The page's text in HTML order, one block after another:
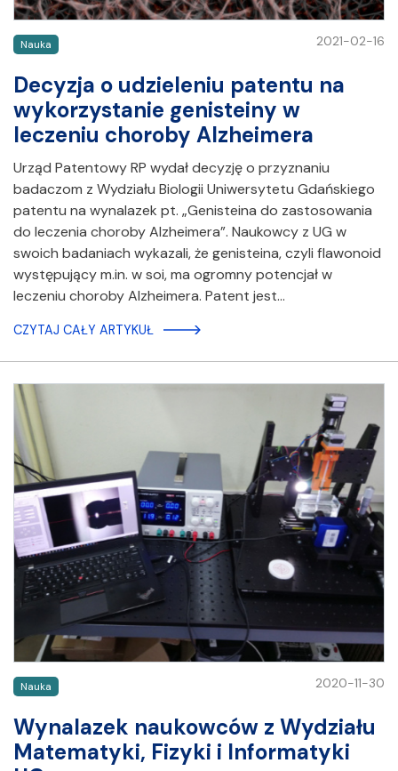
Nauka 2021-02-16
Decyzja o udzieleniu patentu na
wykorzystanie genisteiny w
leczeniu choroby Alzheimera
Urząd Patentowy RP wydał decyzję o przyznaniu
badaczom z Wydziału Biologii Uniwersytetu Gdańskiego
patentu na wynalazek pt. „Genisteina do zastosowania
do leczenia choroby Alzheimera”. Naukowcy z UG w
swoich badaniach wykazali, że genisteina, czyli flawonoid
występujący m.in. w soi, ma ogromny potencjał w
leczeniu choroby Alzheimera. Patent jest…
CZYTAJ CAŁY ARTYKUŁ
Nauka 2020-11-30
Wynalazek naukowców z Wydziału
Matematyki, Fizyki i Informatyki